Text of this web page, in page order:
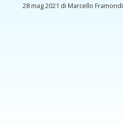
28 mag 2021 di Marcello Framondi